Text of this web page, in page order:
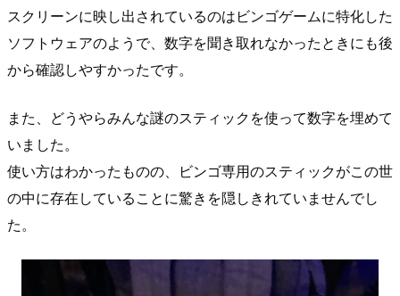
スクリーンに映し出されているのはビンゴゲームに特化した
ソフトウェアのようで、数字を聞き取れなかったときにも後
から確認しやすかったです。
また、どうやらみんな謎のスティックを使って数字を埋めて
いました。
使い方はわかったものの、ビンゴ専用のスティックがこの世
の中に存在していることに驚きを隠しきれていませんでし
た。